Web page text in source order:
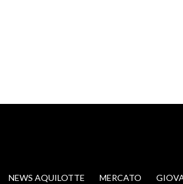
VAI AL CONTENUTO
NEWS AQUILOTTE MERCATO